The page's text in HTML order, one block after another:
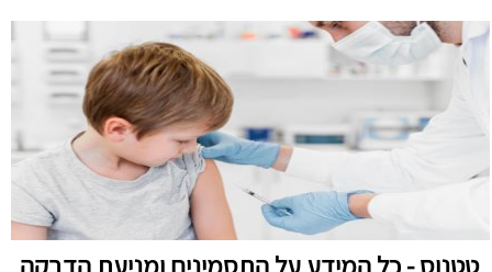
טטנוס - כל המידע על התסמינים ומניעת הדבקה